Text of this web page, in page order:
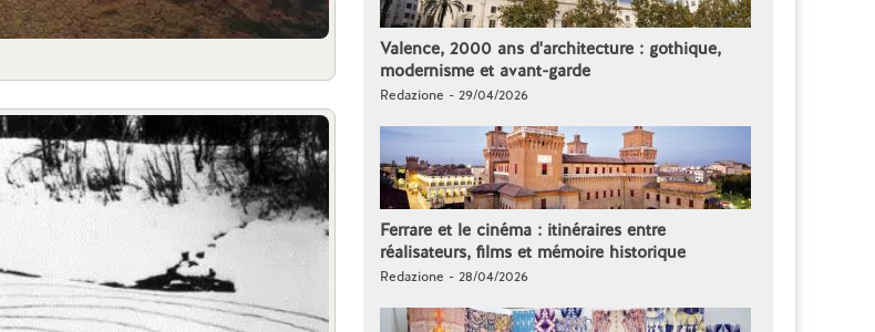
Valence, 2000 ans d'architecture : gothique,
modernisme et avant-garde
Redazione - 29/04/2026
Ferrare et le cinéma : itinéraires entre
réalisateurs, films et mémoire historique
Redazione - 28/04/2026